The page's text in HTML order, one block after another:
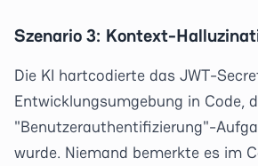
Szenario 3: Kontext-
Die KI hartcodierte das JWT-
Entwicklungsumgebung in Code,
"Benutzerauthentifizierung"-
wurde. Niemand bemerkte es im